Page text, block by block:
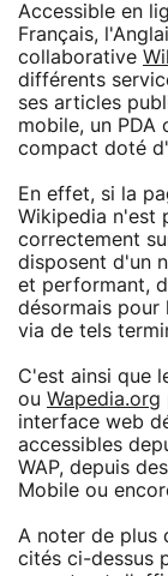
Accessible en
Français,
collaborative
différents
ses articles
mobile, un PDA
compact doté
En effet, si la
Wikipedia n'est
correctement
disposent d'un
et performant,
désormais pour
via de tels
C'est ainsi que
ou Wapedia.org
interface web
accessibles
WAP, depuis
Mobile ou
A noter de plus
cités ci-dessus